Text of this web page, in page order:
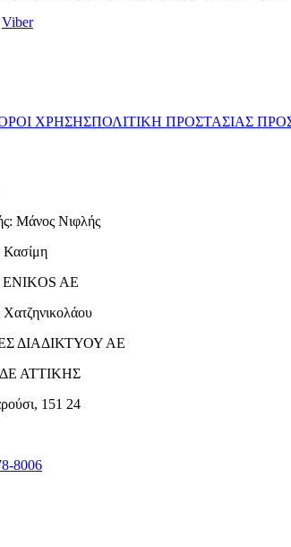
Viber
ΧΡΗΣΗΣΠΟΛΙΤΙΚΗ ΠΡΟΣΤΑΣΙΑΣ
Μάνος Νιφλής
Κασίμη
ENIKOS AE
Χατζηνικολάου
ΔΙΑΔΙΚΤΥΟΥ ΑΕ
ΑΤΤΙΚΗΣ
151 24
8006